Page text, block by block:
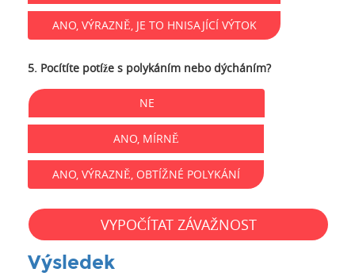
ANO, VÝRAZNĚ, JE TO HNISAJÍCÍ VÝTOK
5. Pocítíte potíže s polykáním nebo dýcháním?
NE
ANO, MÍRNĚ
ANO, VÝRAZNĚ, OBTÍŽNÉ POLYKÁNÍ
VYPOČÍTAT ZÁVAŽNOST
Výsledek